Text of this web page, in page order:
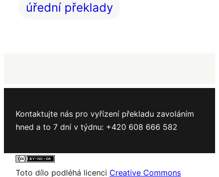
úřední překlady
Kontaktujte nás pro vyřízení překladu zavoláním
hned a to 7 dní v týdnu: +420 608 666 582
Toto dílo podléhá licenci Creative Commons